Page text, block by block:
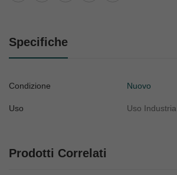
Specifiche
Condizione Nuovo
Uso Uso Industria
Prodotti Correlati